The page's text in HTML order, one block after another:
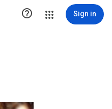
 Sign in